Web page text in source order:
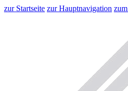
zur Startseite zur Hauptnavigation